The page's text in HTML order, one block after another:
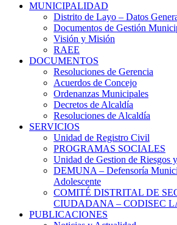
MUNICIPALIDAD
Distrito de Layo – Datos
Documentos de Gestión
Visión y Misión
RAEE
DOCUMENTOS
Resoluciones de Gerencia
Acuerdos de Concejo
Ordenanzas Municipales
Decretos de Alcaldía
Resoluciones de Alcaldía
SERVICIOS
Unidad de Registro Civil
PROGRAMAS SOCIALES
Unidad de Gestion de Riesgos
DEMUNA – Defensoría
Adolescente
COMITÉ DISTRITAL DE
CIUDADANA – CODISEC
PUBLICACIONES